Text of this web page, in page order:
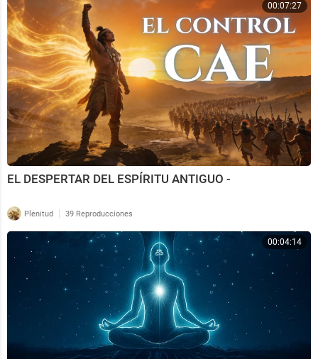
00:07:27
EL DESPERTAR DEL ESPÍRITU ANTIGUO -
Plenitud | 39 Reproducciones
00:04:14